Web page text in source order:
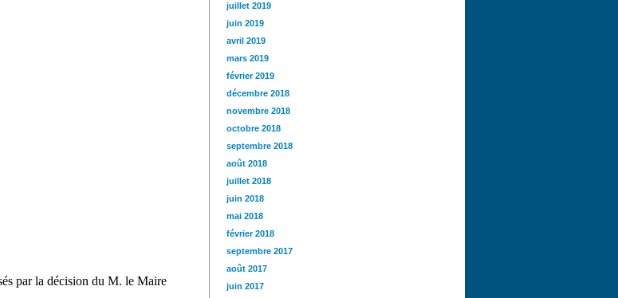
juillet 2019
juin 2019
avril 2019
mars 2019
février 2019
décembre 2018
novembre 2018
octobre 2018
septembre 2018
août 2018
juillet 2018
juin 2018
mai 2018
février 2018
septembre 2017
août 2017
juin 2017